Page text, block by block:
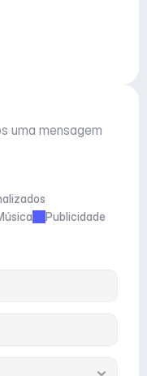
uma mensagem
Publicidade